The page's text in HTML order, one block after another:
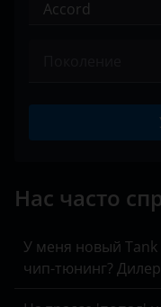
Brilliance
Cadillac
VII 2002 – 2006
VII 2005 – 2008
VIII 2007 – 2011
Нас часто
У меня новый Tank
чип-тюнинг?